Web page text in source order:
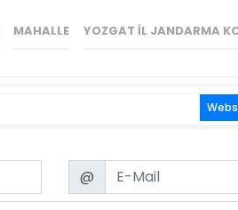
MAHALLE YOZGAT İL JANDARMA
Email
@